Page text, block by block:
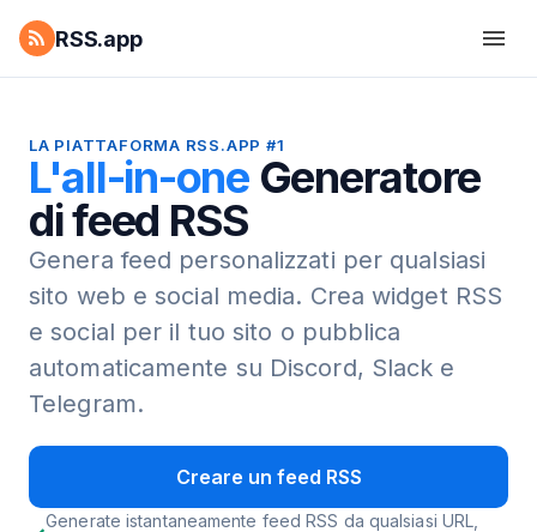
RSS.app
LA PIATTAFORMA RSS.APP #1
L'all-in-one Generatore
di feed RSS
Genera feed personalizzati per qualsiasi
sito web e social media. Crea widget RSS
e social per il tuo sito o pubblica
automaticamente su Discord, Slack e
Telegram.
Creare un feed RSS
Generate istantaneamente feed RSS da qualsiasi URL,